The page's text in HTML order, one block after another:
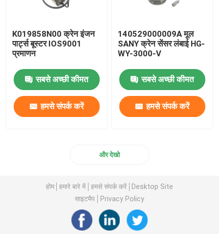
K019858N00 क्रेन इंजन
पार्ट्स बूस्टर IOS9001
प्रमाणन
सबसे अच्छी कीमत
हमसे संपर्क करें
140529000009A मूल
SANY क्रेन सेंसर लंबाई HG-
WY-3000-V
सबसे अच्छी कीमत
हमसे संपर्क करें
और देखो
होम हमारे बारे में हमसे संपर्क करें
Desktop Site
साइटमैप
Privacy Policy